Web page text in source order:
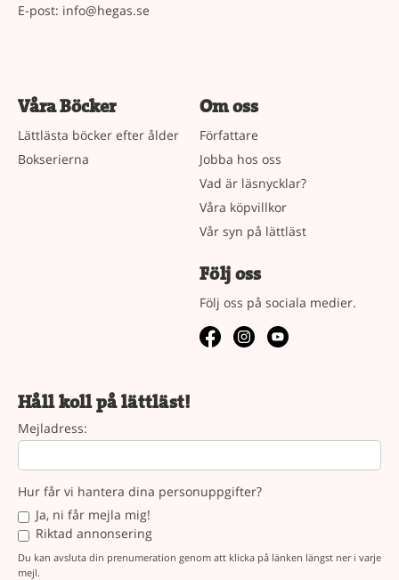
E-post: info@hegas.se
Våra Böcker
Lättlästa böcker efter ålder
Bokserierna
Om oss
Författare
Jobba hos oss
Vad är läsnycklar?
Våra köpvillkor
Vår syn på lättläst
Följ oss
Följ oss på sociala medier.
Håll koll på lättläst!
Mejladress:
Hur får vi hantera dina personuppgifter?
Ja, ni får mejla mig!
Riktad annonsering
Du kan avsluta din prenumeration genom att klicka på länken längst ner i varje
mejl.